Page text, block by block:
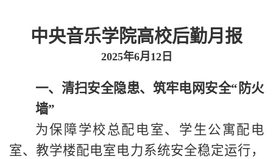
中央音乐学院高校后勤月报
2025年6月12日
一、 清扫安全隐患、筑牢电网安全“防火
墙”
为保障学校总配电室、学生公寓配电
室、教学楼配电室电力系统安全稳定运行，